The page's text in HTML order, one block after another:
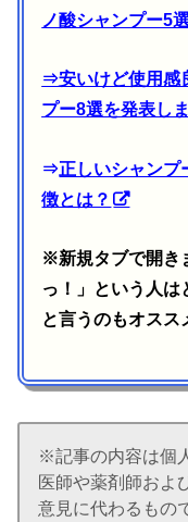
ノ酸シャンプー5
⇒安いけど使用感
プー8選を発表しま
⇒正しいシャンプ
徴とは？
※新規タブで開き
っ！」という人
と言うのもオスス
※記事の内容は個
医師や薬剤師およ
意見に代わるもの